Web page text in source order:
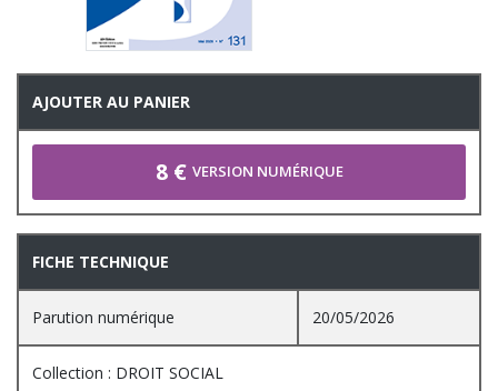
AJOUTER AU PANIER
8 € VERSION NUMÉRIQUE
FICHE TECHNIQUE
Parution numérique 20/05/2026
Collection : DROIT SOCIAL